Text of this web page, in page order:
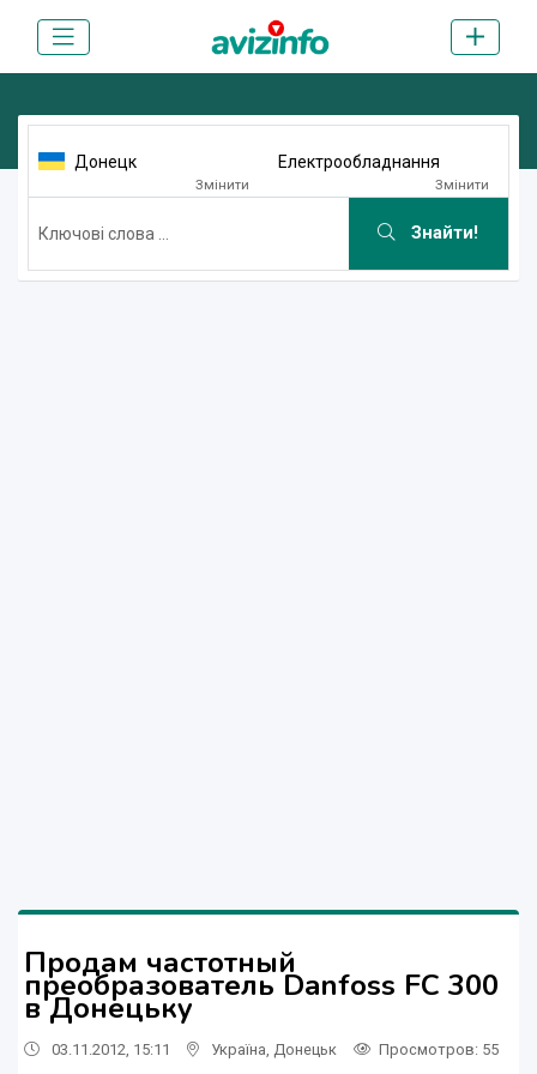
Донецк
Змінити
Електрообладнання
Змінити
Знайти!
Продам частотный
преобразователь Danfoss FC 300
в Донецьку
03.11.2012, 15:11 Україна Донецьк Просмотров: 55